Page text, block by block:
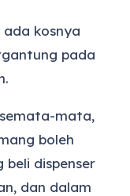
ada kosnya
pada
mata,
boleh
beli dispenser
dan dalam